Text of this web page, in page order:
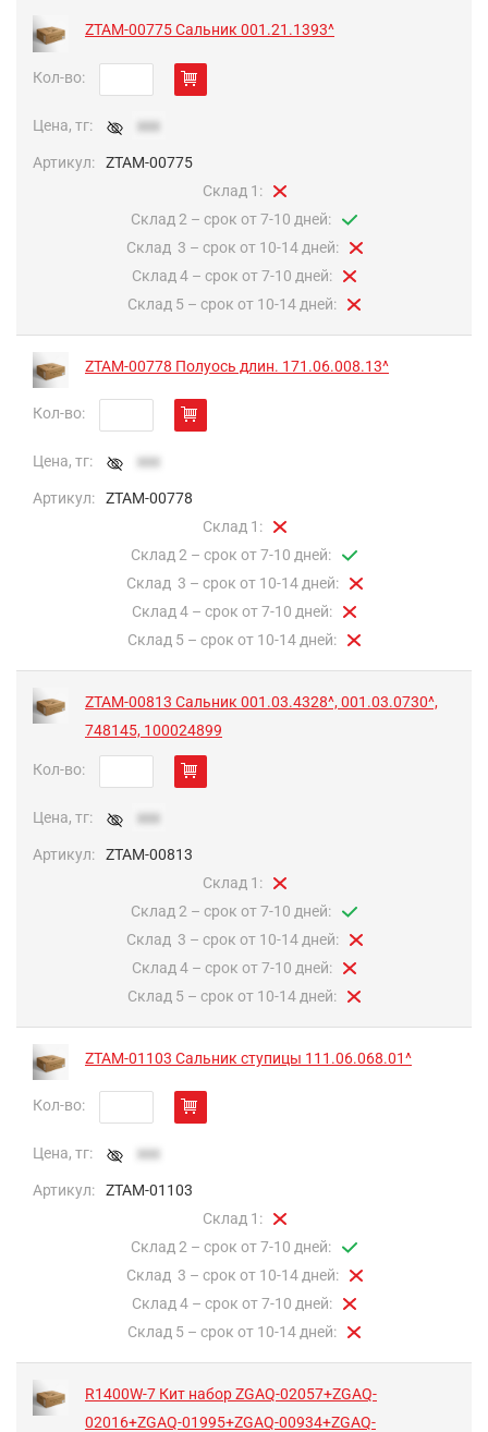
ZTAM-00775 Сальник 001.21.1393^
Артикул:
ZTAM-00775
Склад 1:
Склад 2 – срок от 7-10 дней:
Cклад 3 – срок от 10-14 дней:
Склад 4 – срок от 7-10 дней:
Склад 5 – срок от 10-14 дней:
Цена, тг: xxx
Кол-во:
ZTAM-00778 Полуось длин. 171.06.008.13^
Артикул:
ZTAM-00778
Склад 1:
Склад 2 – срок от 7-10 дней:
Cклад 3 – срок от 10-14 дней:
Склад 4 – срок от 7-10 дней:
Склад 5 – срок от 10-14 дней:
Цена, тг: xxx
Кол-во:
ZTAM-00813 Сальник 001.03.4328^, 001.03.0730^,
748145, 100024899
Артикул:
ZTAM-00813
Склад 1:
Склад 2 – срок от 7-10 дней:
Cклад 3 – срок от 10-14 дней:
Склад 4 – срок от 7-10 дней:
Склад 5 – срок от 10-14 дней:
Цена, тг: xxx
Кол-во:
ZTAM-01103 Сальник ступицы 111.06.068.01^
Артикул:
ZTAM-01103
Склад 1:
Склад 2 – срок от 7-10 дней:
Cклад 3 – срок от 10-14 дней:
Склад 4 – срок от 7-10 дней:
Склад 5 – срок от 10-14 дней:
Цена, тг: xxx
Кол-во:
R1400W-7 Кит набор ZGAQ-02057+ZGAQ-
02016+ZGAQ-01995+ZGAQ-00934+ZGAQ-